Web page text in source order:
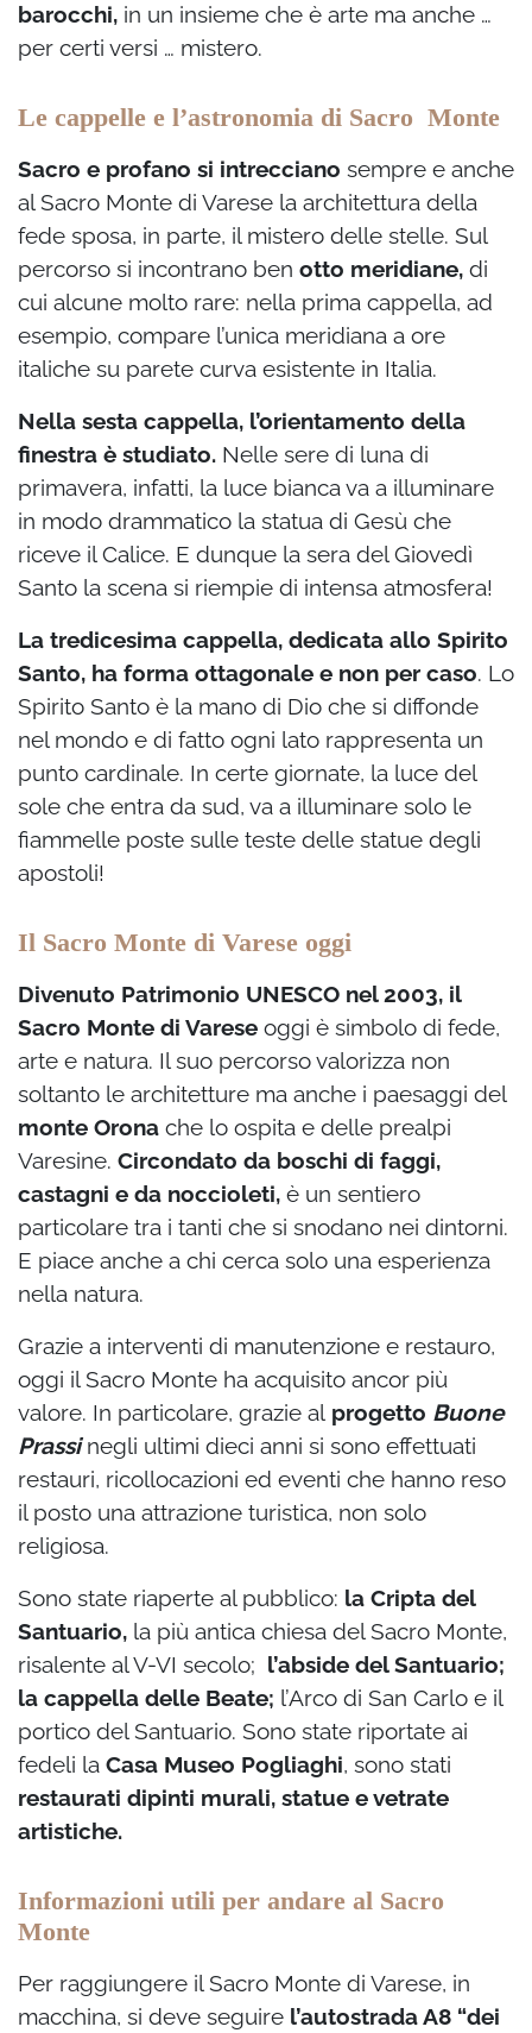
barocchi, in un insieme che è arte ma anche …
per certi versi … mistero.
Le cappelle e l’astronomia di Sacro Monte
Sacro e profano si intrecciano sempre e anche
al Sacro Monte di Varese la architettura della
fede sposa, in parte, il mistero delle stelle. Sul
percorso si incontrano ben otto meridiane, di
cui alcune molto rare: nella prima cappella, ad
esempio, compare l’unica meridiana a ore
italiche su parete curva esistente in Italia.
Nella sesta cappella, l’orientamento della
finestra è studiato. Nelle sere di luna di
primavera, infatti, la luce bianca va a illuminare
in modo drammatico la statua di Gesù che
riceve il Calice. E dunque la sera del Giovedì
Santo la scena si riempie di intensa atmosfera!
La tredicesima cappella, dedicata allo Spirito
Santo, ha forma ottagonale e non per caso. Lo
Spirito Santo è la mano di Dio che si diffonde
nel mondo e di fatto ogni lato rappresenta un
punto cardinale. In certe giornate, la luce del
sole che entra da sud, va a illuminare solo le
fiammelle poste sulle teste delle statue degli
apostoli!
Il Sacro Monte di Varese oggi
Divenuto Patrimonio UNESCO nel 2003, il
Sacro Monte di Varese oggi è simbolo di fede,
arte e natura. Il suo percorso valorizza non
soltanto le architetture ma anche i paesaggi del
monte Orona che lo ospita e delle prealpi
Varesine. Circondato da boschi di faggi,
castagni e da noccioleti, è un sentiero
particolare tra i tanti che si snodano nei dintorni.
E piace anche a chi cerca solo una esperienza
nella natura.
Grazie a interventi di manutenzione e restauro,
oggi il Sacro Monte ha acquisito ancor più
valore. In particolare, grazie al progetto Buone
Prassi negli ultimi dieci anni si sono effettuati
restauri, ricollocazioni ed eventi che hanno reso
il posto una attrazione turistica, non solo
religiosa.
Sono state riaperte al pubblico: la Cripta del
Santuario, la più antica chiesa del Sacro Monte,
risalente al V-VI secolo; l’abside del Santuario;
la cappella delle Beate; l’Arco di San Carlo e il
portico del Santuario. Sono state riportate ai
fedeli la Casa Museo Pogliaghi, sono stati
restaurati dipinti murali, statue e vetrate
artistiche.
Informazioni utili per andare al Sacro
Monte
Per raggiungere il Sacro Monte di Varese, in
macchina, si deve seguire l’autostrada A8 “dei